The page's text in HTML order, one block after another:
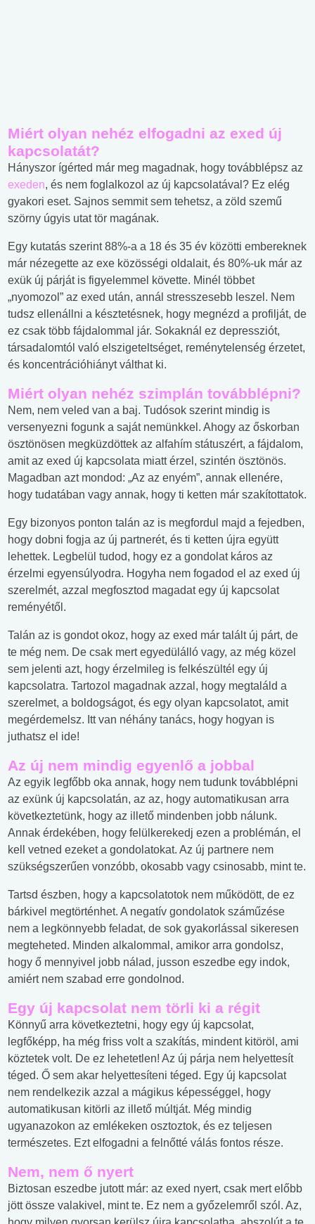
Miért olyan nehéz elfogadni az exed új
kapcsolatát?
Hányszor ígérted már meg magadnak, hogy továbblépsz az
exeden, és nem foglalkozol az új kapcsolatával? Ez elég
gyakori eset. Sajnos semmit sem tehetsz, a zöld szemű
szörny úgyis utat tör magának.
Egy kutatás szerint 88%-a a 18 és 35 év közötti embereknek
már nézegette az exe közösségi oldalait, és 80%-uk már az
exük új párját is figyelemmel követte. Minél többet
„nyomozol” az exed után, annál stresszesebb leszel. Nem
tudsz ellenállni a késztetésnek, hogy megnézd a profilját, de
ez csak több fájdalommal jár. Sokaknál ez depressziót,
társadalomtól való elszigeteltséget, reménytelenség érzetet,
és koncentrációhiányt válthat ki.
Miért olyan nehéz szimplán továbblépni?
Nem, nem veled van a baj. Tudósok szerint mindig is
versenyezni fogunk a saját nemünkkel. Ahogy az őskorban
ösztönösen megküzdöttek az alfahím státuszért, a fájdalom,
amit az exed új kapcsolata miatt érzel, szintén ösztönös.
Magadban azt mondod: „Az az enyém”, annak ellenére,
hogy tudatában vagy annak, hogy ti ketten már szakítottatok.
Egy bizonyos ponton talán az is megfordul majd a fejedben,
hogy dobni fogja az új partnerét, és ti ketten újra együtt
lehettek. Legbelül tudod, hogy ez a gondolat káros az
érzelmi egyensúlyodra. Hogyha nem fogadod el az exed új
szerelmét, azzal megfosztod magadat egy új kapcsolat
reményétől.
Talán az is gondot okoz, hogy az exed már talált új párt, de
te még nem. De csak mert egyedülálló vagy, az még közel
sem jelenti azt, hogy érzelmileg is felkészültél egy új
kapcsolatra. Tartozol magadnak azzal, hogy megtaláld a
szerelmet, a boldogságot, és egy olyan kapcsolatot, amit
megérdemelsz. Itt van néhány tanács, hogy hogyan is
juthatsz el ide!
Az új nem mindig egyenlő a jobbal
Az egyik legfőbb oka annak, hogy nem tudunk továbblépni
az exünk új kapcsolatán, az az, hogy automatikusan arra
következtetünk, hogy az illető mindenben jobb nálunk.
Annak érdekében, hogy felülkerekedj ezen a problémán, el
kell vetned ezeket a gondolatokat. Az új partnere nem
szükségszerűen vonzóbb, okosabb vagy csinosabb, mint te.
Tartsd észben, hogy a kapcsolatotok nem működött, de ez
bárkivel megtörténhet. A negatív gondolatok száműzése
nem a legkönnyebb feladat, de sok gyakorlással sikeresen
megteheted. Minden alkalommal, amikor arra gondolsz,
hogy ő mennyivel jobb nálad, jusson eszedbe egy indok,
amiért nem szabad erre gondolnod.
Egy új kapcsolat nem törli ki a régit
Könnyű arra következtetni, hogy egy új kapcsolat,
legfőképp, ha még friss volt a szakítás, mindent kitöröl, ami
köztetek volt. De ez lehetetlen! Az új párja nem helyettesít
téged. Ő sem akar helyettesíteni téged. Egy új kapcsolat
nem rendelkezik azzal a mágikus képességgel, hogy
automatikusan kitörli az illető múltját. Még mindig
ugyanazokon az emlékeken osztoztok, és ez teljesen
természetes. Ezt elfogadni a felnőtté válás fontos része.
Nem, nem ő nyert
Biztosan eszedbe jutott már: az exed nyert, csak mert előbb
jött össze valakivel, mint te. Ez nem a győzelemről szól. Az,